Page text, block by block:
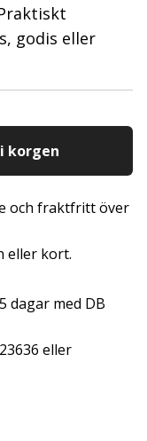
godis eller
korgen
och fraktfritt över
eller kort.
dagar med DB
eller